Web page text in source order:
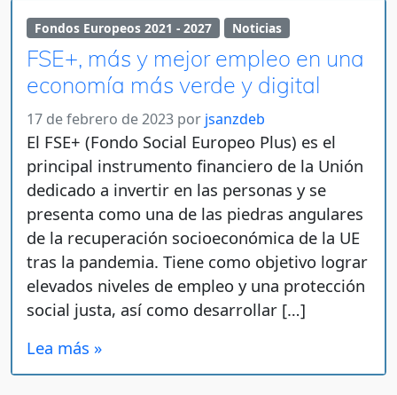
Fondos Europeos 2021 - 2027 Noticias
FSE+, más y mejor empleo en una
economía más verde y digital
17 de febrero de 2023 por jsanzdeb
El FSE+ (Fondo Social Europeo Plus) es el
principal instrumento financiero de la Unión
dedicado a invertir en las personas y se
presenta como una de las piedras angulares
de la recuperación socioeconómica de la UE
tras la pandemia. Tiene como objetivo lograr
elevados niveles de empleo y una protección
social justa, así como desarrollar […]
Lea más »